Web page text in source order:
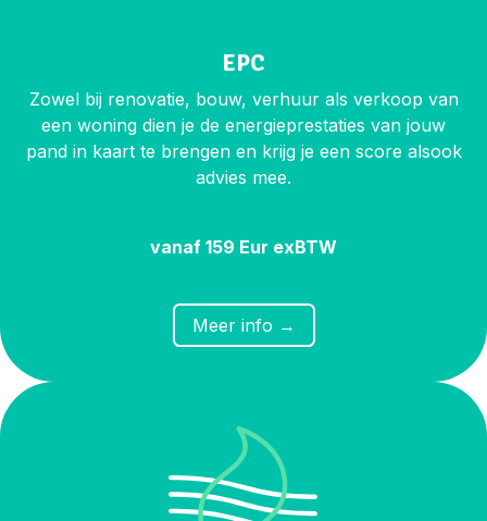
EPC
Zowel bij renovatie, bouw, verhuur als verkoop van
een woning dien je de energieprestaties van jouw
pand in kaart te brengen en krijg je een score alsook
advies mee.
vanaf 159 Eur exBTW
​​Meerinfo →